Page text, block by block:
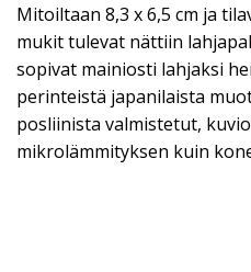
Mitoiltaan 8,3 x 6,5 cm ja
mukit tulevat nättiin
sopivat mainiosti lahjaksi
perinteistä japanilaista
posliinista valmistetut,
mikrolämmityksen kuin